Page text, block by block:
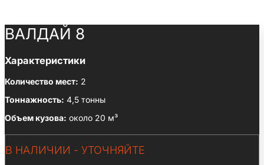
ВАЛДАЙ 8
Характеристики
Количество мест: 2
Тоннажность: 4,5 тонны
Объем кузова: около 20 м³
В НАЛИЧИИ - УТОЧНЯЙТЕ